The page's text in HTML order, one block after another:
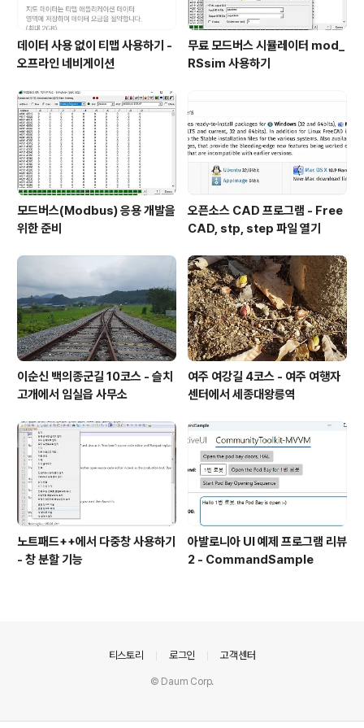
데이터 사용 없이 티맵 사용하기 -
오프라인 네비게이션
무료 모드버스 시뮬레이터 mod_
RSsim 사용하기
모드버스(Modbus) 응용 개발을
위한 준비
오픈소스 CAD 프로그램 - Free
CAD, stp, step 파일 열기
이순신 백의종군길 10코스 - 슬치
고개에서 임실읍 사무소
여주 여강길 4코스 - 여주 여행자
센터에서 세종대왕릉역
노트패드++에서 다중창 사용하기
- 창 분할 기능
아발로니아 UI 예제 프로그램 리뷰
2 - CommandSample
티스토리 로그인 고객센터
© Daum Corp.